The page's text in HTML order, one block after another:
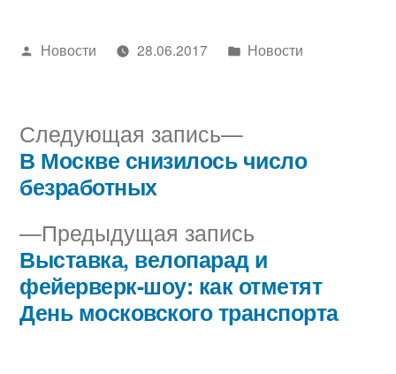
Написано
Новости 28.06.2017
Написано
Новости
Навигация
записям
Предыдущая запись
запись:
Выставка, велопарад и
фейерверк-шоу: как отметят
День московского транспорта
Следующая запись
Следующая
запись:
В Москве снизилось число
безработных